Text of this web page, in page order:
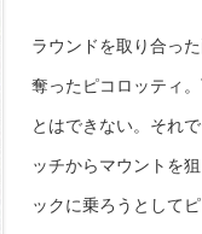
ラウンドを取り合っ
奪ったピコロッティ
とはできない。それ
ッチからマウントを
ックに乗ろうとして